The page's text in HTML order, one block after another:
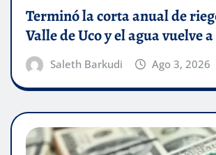
Terminó la corta anual de
Valle de Uco y el agua vuelve
Saleth Barkudi Ago 3, 2026